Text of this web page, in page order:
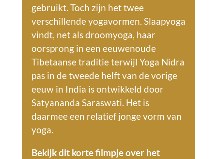
gebruikt. Toch zijn het twee
verschillende yogavormen. Slaapyoga
vindt, net als droomyoga, haar
oorsprong in een eeuwenoude
Tibetaanse traditie terwijl Yoga Nidra
pas in de tweede helft van de vorige
eeuw in India is ontwikkeld door
Satyananda Saraswati. Het is
daarmee een relatief jonge vorm van
yoga.
Bekijk dit korte filmpje over het